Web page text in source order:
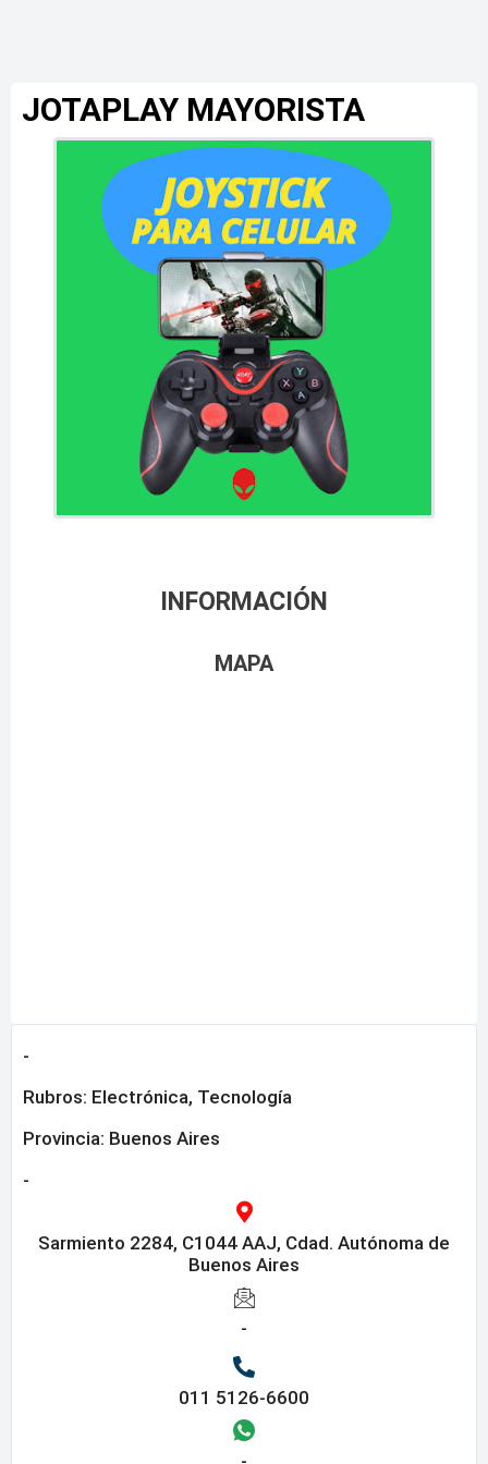
JOTAPLAY MAYORISTA
INFORMACIÓN
MAPA
-
Rubros: Electrónica, Tecnología
Provincia: Buenos Aires
-
Sarmiento 2284, C1044 AAJ, Cdad. Autónoma de
Buenos Aires
-
011 5126-6600